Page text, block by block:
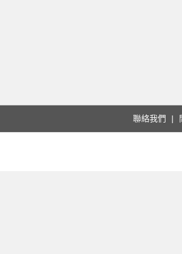
聯絡我們